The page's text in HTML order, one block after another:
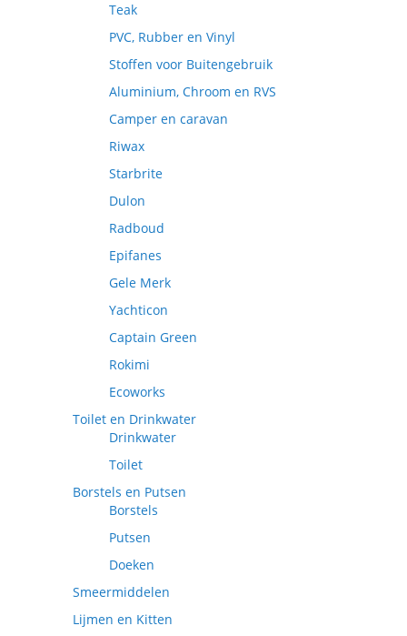
Teak
PVC, Rubber en Vinyl
Stoffen voor Buitengebruik
Aluminium, Chroom en RVS
Camper en caravan
Riwax
Starbrite
Dulon
Radboud
Epifanes
Gele Merk
Yachticon
Captain Green
Rokimi
Ecoworks
Toilet en Drinkwater
Drinkwater
Toilet
Borstels en Putsen
Borstels
Putsen
Doeken
Smeermiddelen
Lijmen en Kitten